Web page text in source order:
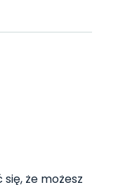
że możesz